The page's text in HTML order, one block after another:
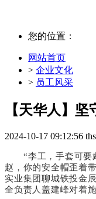
您的位置：
网站首页
> 企业文化
> 员工风采
【天华人】
2024-10-17 09:12:56
“李工，手套可要
赵，你的安全帽歪着
实业集团聊城铁投金
全负责人盖建峰对着